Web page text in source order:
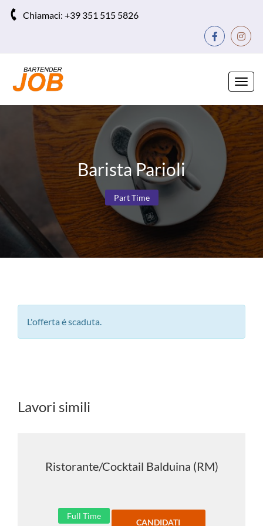
Chiamaci: +39 351 515 5826
Barista Parioli
Part Time
L'offerta é scaduta.
Lavori simili
Ristorante/Cocktail Balduina (RM)
Full Time
CANDIDATI